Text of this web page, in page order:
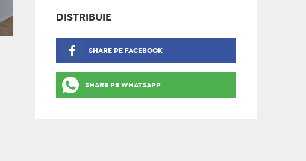
DISTRIBUIE
SHARE PE FACEBOOK
SHARE PE WHATSAPP